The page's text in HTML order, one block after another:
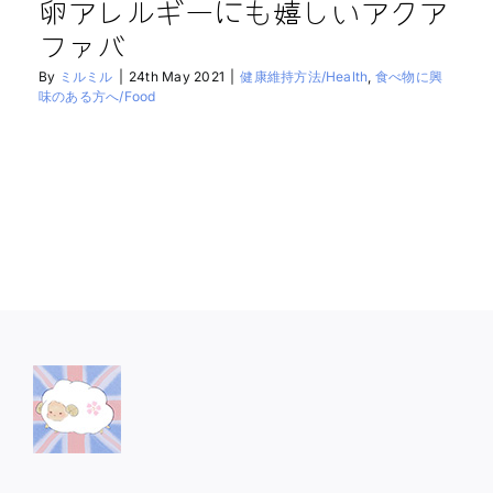
卵アレルギーにも嬉しいアクア
ファバ
By ミルミル 24th May 2021 健康維持方法/Health, 食べ物に興
味のある方へ/Food